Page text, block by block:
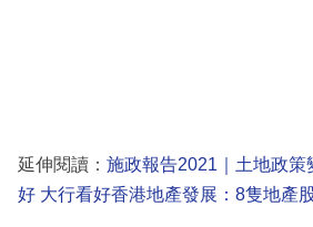
延伸閱讀： 施政報告2021｜土地政策
好 大行看好香港地產發展：8隻地產